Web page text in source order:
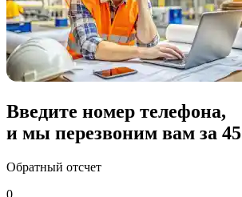
Введите номер телефона,
и мы перезвоним вам за 45
Обратный отсчет
0